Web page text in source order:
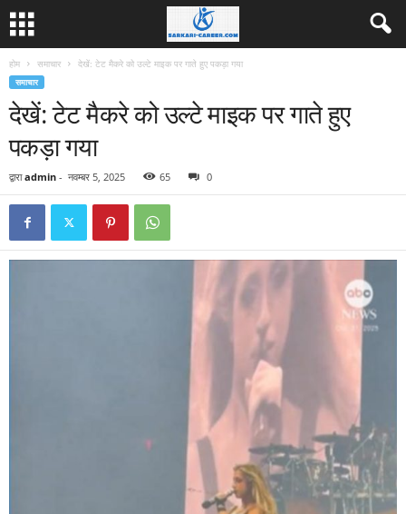
होम समाचार देखें: टेट मैकरे को उल्टे माइक पर गाते हुए पकड़ा गया
समाचार
देखें: टेट मैकरे को उल्टे माइक पर गाते हुए
पकड़ा गया
द्वारा admin - नवम्बर 5, 2025 65 0